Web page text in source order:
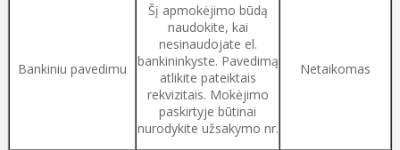
Bankiniu pavedimu
Šį apmokėjimo būdą
naudokite, kai
nesinaudojate el.
bankininkyste. Pavedimą
atlikite pateiktais
rekvizitais. Mokėjimo
paskirtyje būtinai
nurodykite užsakymo nr.
Netaikomas